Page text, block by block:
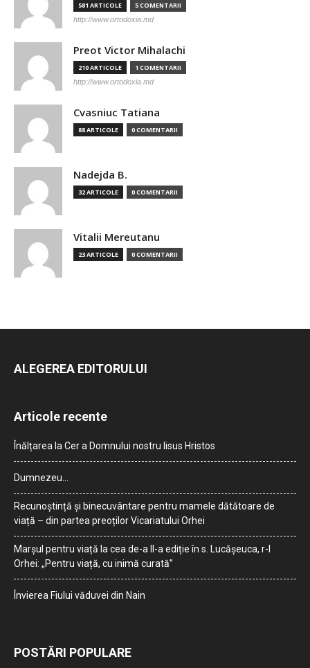
581 ARTICOLE 5 COMENTARII
http://www.ortodoxia.md
Preot Victor Mihalachi
210 ARTICOLE 1 COMENTARII
http://www.ortodoxia.md
Cvasniuc Tatiana
88 ARTICOLE 0 COMENTARII
Nadejda B.
32 ARTICOLE 0 COMENTARII
Vitalii Mereutanu
23 ARTICOLE 0 COMENTARII
ALEGEREA EDITORULUI
Articole recente
Înălțarea la Cer a Domnului nostru Iisus Hristos
Dumnezeu…
Recunoștință și binecuvântare pentru mamele dătătoare de
viață – din partea preoților Vicariatului Orhei
Marșul pentru viață la cea de-a II-a ediție în s. Lucășeuca, r-l
Orhei: „Pentru viață, cu inimă curată”
Învierea Fiului văduvei din Nain
POSTĂRI POPULARE